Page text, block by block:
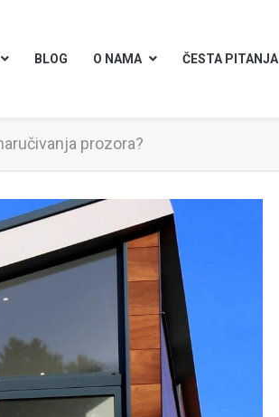
BLOG O NAMA ČESTA PITANJA
prozora?